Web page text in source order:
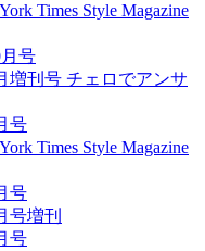
Times Style Magazine
号
増刊号 チェロでアンサ
号
Times Style Magazine
号
号増刊
号